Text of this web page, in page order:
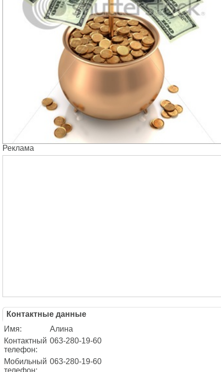
Реклама
Контактные данные
Имя:
Алина
Контактный
телефон:
063-280-19-60
Мобильный
телефон:
063-280-19-60